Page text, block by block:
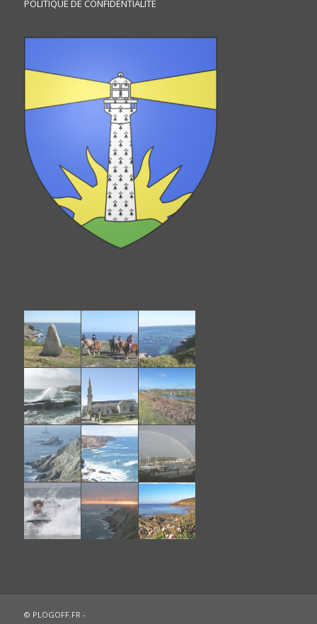
POLITIQUE DE CONFIDENTIALITE
© PLOGOFF.FR -